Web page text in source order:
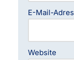
E-Mail-
Website